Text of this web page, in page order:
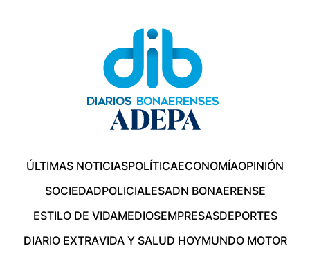
ÚLTIMAS NOTICIASPOLÍTICAECONOMÍAOPINIÓN
SOCIEDADPOLICIALESADN BONAERENSE
ESTILO DE VIDAMEDIOSEMPRESASDEPORTES
DIARIO EXTRAVIDA Y SALUD HOYMUNDO MOTOR